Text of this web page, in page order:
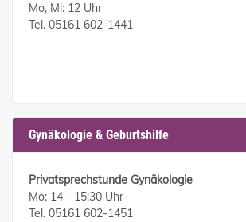
Mo, Mi: 12 Uhr
Tel. 05161 602-1441
Gynäkologie & Geburtshilfe
Privatsprechstunde Gynäkologie
Mo: 14 - 15:30 Uhr
Tel. 05161 602-1451